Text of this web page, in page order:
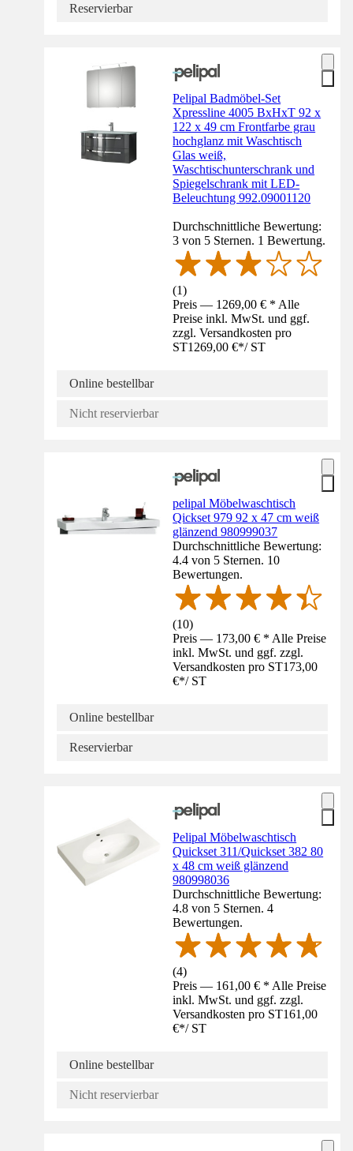
Reservierbar
Pelipal Badmöbel-Set
Xpressline 4005 BxHxT 92 x
122 x 49 cm Frontfarbe grau
hochglanz mit Waschtisch
Glas weiß,
Waschtischunterschrank und
Spiegelschrank mit LED-
Beleuchtung 992.09001120
Durchschnittliche Bewertung:
3 von 5 Sternen. 1 Bewertung.
(1)
Preis — 1269,00 € * Alle
Preise inkl. MwSt. und ggf.
zzgl. Versandkosten pro
ST1269,00 €*/ ST
Online bestellbar
Nicht reservierbar
pelipal Möbelwaschtisch
Qickset 979 92 x 47 cm weiß
glänzend 980999037
Durchschnittliche Bewertung:
4.4 von 5 Sternen. 10
Bewertungen.
(10)
Preis — 173,00 € * Alle Preise
inkl. MwSt. und ggf. zzgl.
Versandkosten pro ST173,00
€*/ ST
Online bestellbar
Reservierbar
Pelipal Möbelwaschtisch
Quickset 311/Quickset 382 80
x 48 cm weiß glänzend
980998036
Durchschnittliche Bewertung:
4.8 von 5 Sternen. 4
Bewertungen.
(4)
Preis — 161,00 € * Alle Preise
inkl. MwSt. und ggf. zzgl.
Versandkosten pro ST161,00
€*/ ST
Online bestellbar
Nicht reservierbar